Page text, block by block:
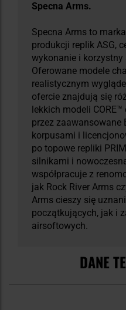
Specna Arms.
Specna Arms to
produkcji replik ASG,
wykonanie i korzystny
Oferowane modele
realistycznym
ofercie znajdują się
lekkich modeli
przez zaawansowane
korpusami i
po topowe repliki
silnikami i
współpracuje z
jak Rock River Arms
Arms cieszy się
początkujących, jak i
airsoftowych.
DANE